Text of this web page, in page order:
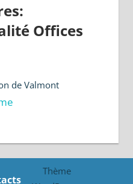
Offices
de Valmont
Thème